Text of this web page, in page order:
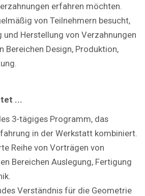
erfahren möchten.
von Teilnehmern besucht,
und Herstellung von Verzahnungen
Bereichen Design, Produktion,
...
3-tägiges Programm, das
in der Werkstatt kombiniert.
Reihe von Vorträgen von
Bereichen Auslegung, Fertigung
Verständnis für die Geometrie